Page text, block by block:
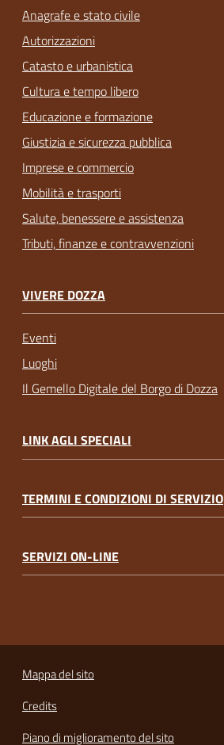
Anagrafe e stato civile
Autorizzazioni
Catasto e urbanistica
Cultura e tempo libero
Educazione e formazione
Giustizia e sicurezza pubblica
Imprese e commercio
Mobilità e trasporti
Salute, benessere e assistenza
Tributi, finanze e contravvenzioni
VIVERE DOZZA
Eventi
Luoghi
Il Gemello Digitale del Borgo di Dozza
LINK AGLI SPECIALI
TERMINI E CONDIZIONI DI SERVIZIO
SERVIZI ON-LINE
Mappa del sito
Credits
Piano di miglioramento del sito